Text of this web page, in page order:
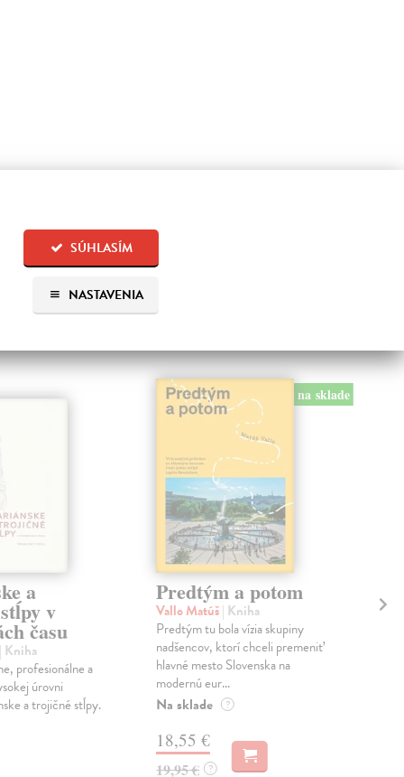
SÚHLASÍM
NASTAVENIA
a
v
času
| Kniha
profesionálne a
úrovni
a trojičné stĺpy.
na sklade
Predtým a potom
Vallo Matúš| Kniha
Predtým tu bola vízia skupiny
nadšencov, ktorí chceli premeniť
hlavné mesto Slovenska na
modernú eur...
Na sklade ?
18,55 €
19,95 € ?